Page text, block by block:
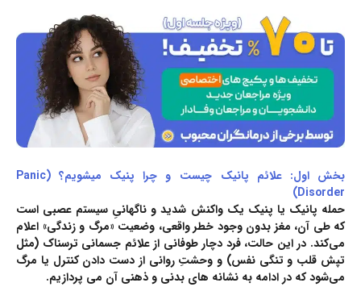
بخش اول: علائم پانیک چیست و چرا پنیک میشویم؟ (Panic
Disorder)
حمله پانیک یا پنیک یک واکنش شدید و ناگهانیِ سیستم عصبی است
که طی آن، مغز بدون وجود خطر واقعی، وضعیت «مرگ و زندگی» اعلام
می‌کند. در این حالت، فرد دچار طوفانی از علائم جسمانی ترسناک (مثل
تپش قلب و تنگی نفس) و وحشتِ روانی از دست دادن کنترل یا مرگ
می‌شود که در ادامه به نشانه های بدنی و ذهنی آن می پردازیم.